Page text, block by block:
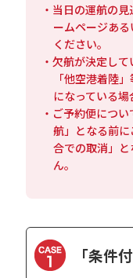
・当日の運航の
ームページあ
ください。
・欠航が決定し
「他空港着陸
になっている場
・ご予約便につ
航」となる前
合での取消」
ん。
「条件